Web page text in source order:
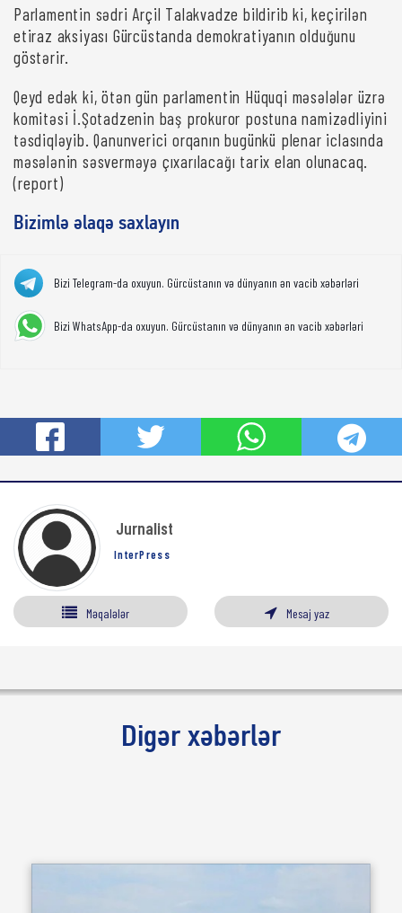
Parlamentin sədri Arçil Talakvadze bildirib ki, keçirilən
etiraz aksiyası Gürcüstanda demokratiyanın olduğunu
göstərir.
Qeyd edək ki, ötən gün parlamentin Hüquqi məsələlər üzrə
komitəsi İ.Şotadzenin baş prokuror postuna namizədliyini
təsdiqləyib. Qanunverici orqanın bugünkü plenar iclasında
məsələnin səsverməyə çıxarılacağı tarix elan olunacaq.
(report)
Bizimlə əlaqə saxlayın
Bizi Telegram-da oxuyun. Gürcüstanın və dünyanın ən vacib xəbərləri
Bizi WhatsApp-da oxuyun. Gürcüstanın və dünyanın ən vacib xəbərləri
Jurnalist
InterPress
Məqalələr Mesaj yaz
Digər xəbərlər